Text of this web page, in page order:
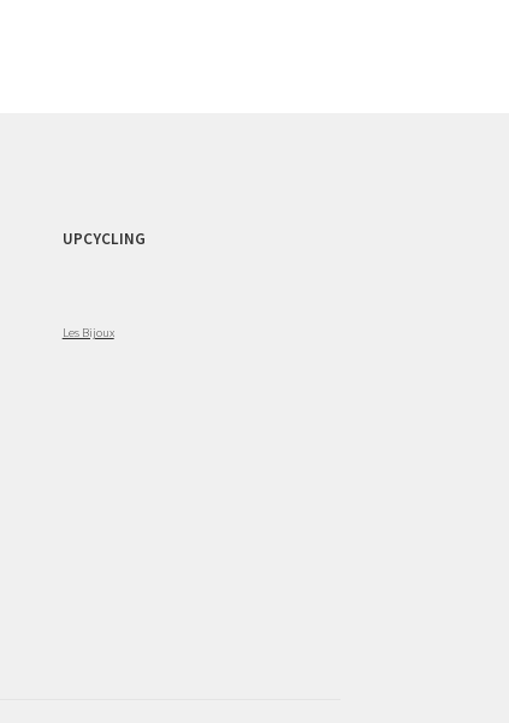
UPCYCLING
Les Bijoux